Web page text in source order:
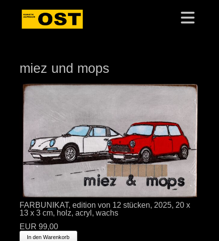
miez und mops
FARBUNIKAT, edition von 12 stücken, 2025, 20 x
13 x 3 cm, holz, acryl, wachs
EUR 99,00